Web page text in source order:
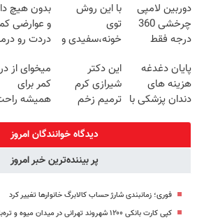
روزه ساخت!
دوربین لامپی
چرخشی 360
درجه فقط
🔥 پرداخت
درب منزل
با این روش
توی
خونه،سفیدی و
برگردون
(40%off)
بدون هیچ
و عوارضی
دردت رو
(پرسش‌نامه)
پایان دغدغه
هزینه های
دندان پزشکی با
این دکتر
شیرازی کرم
ترمیم زخم
ساخت!!!
میخوای از
کمر برای
همیشه
پرسش‌نامه رو
پر کن
دیدگاه خوانندگان امروز
پر بیننده‌ترین خبر امروز
فوری؛ زمانبندی‌ شارژ حساب کالابرگ خانوارها تغییر کرد
کپی کارت بانکی ۱۲۰۰ شهروند تهرانی در میدان میوه و تره‌بار